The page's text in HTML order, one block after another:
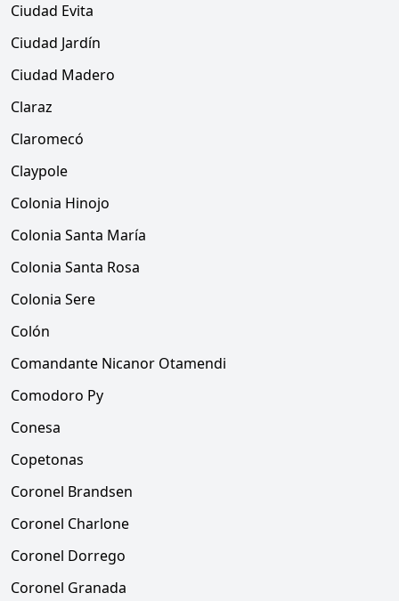
Ciudad Evita
Ciudad Jardín
Ciudad Madero
Claraz
Claromecó
Claypole
Colonia Hinojo
Colonia Santa María
Colonia Santa Rosa
Colonia Sere
Colón
Comandante Nicanor Otamendi
Comodoro Py
Conesa
Copetonas
Coronel Brandsen
Coronel Charlone
Coronel Dorrego
Coronel Granada